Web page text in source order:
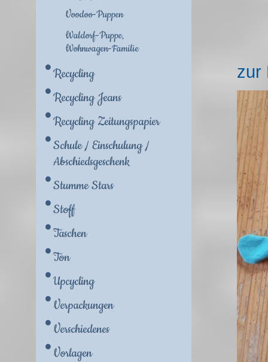
Voodoo-Puppen
Waldorf-Puppe,
Wohnwagen-Familie
Recycling
Recycling Jeans
Recycling Zeitungspapier
Schule / Einschulung /
Abschiedsgeschenk
Stumme Stars
Stoff
Taschen
Ton
Upcycling
Verpackungen
Verschiedenes
Vorlagen
zur